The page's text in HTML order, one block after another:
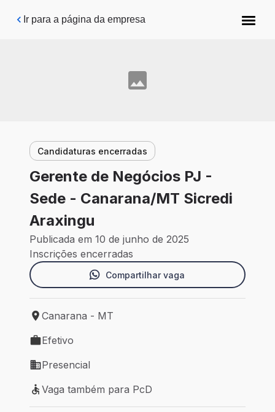
Pular para o conteúdo principal
Ir para a página da empresa
Candidaturas encerradas
Gerente de Negócios PJ -
Sede - Canarana/MT Sicredi
Araxingu
Publicada em 10 de junho de 2025
Inscrições encerradas
Compartilhar vaga
Local de trabalho: Canarana - MT
Canarana - MT
Tipo de vaga: Efetivo
Efetivo
Modelo de trabalho: Presencial
Presencial
Vaga também para PcD
Vaga também para PcD